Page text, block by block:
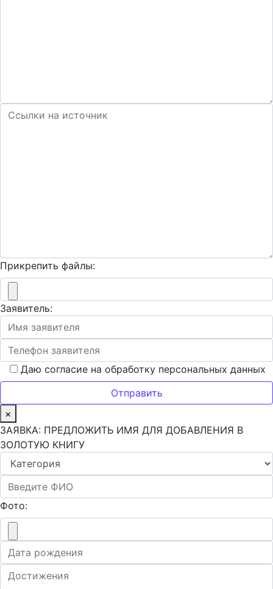
Прикрепить файлы:
Заявитель:
Даю согласие на обработку персональных данных
×
ЗАЯВКА: ПРЕДЛОЖИТЬ ИМЯ ДЛЯ ДОБАВЛЕНИЯ В
ЗОЛОТУЮ КНИГУ
Фото: